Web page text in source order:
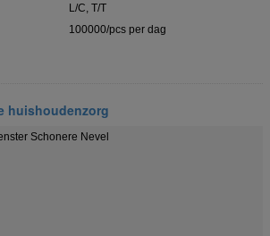
L/C, T/T
100000/pcs per dag
huishoudenzorg
Schonere Nevel